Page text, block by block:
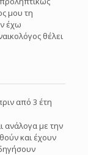
μου τη
έχω
θέλει
από 3 έτη
ανάλογα με την
και έχουν